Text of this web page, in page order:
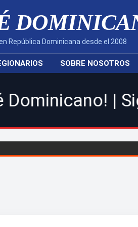
República Dominicana desde el 2008
SOBRE NOSOTROS
| Sigue toda